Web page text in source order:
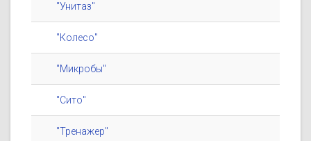
"Унитаз"
"Колесо"
"Микробы"
"Сито"
"Тренажер"